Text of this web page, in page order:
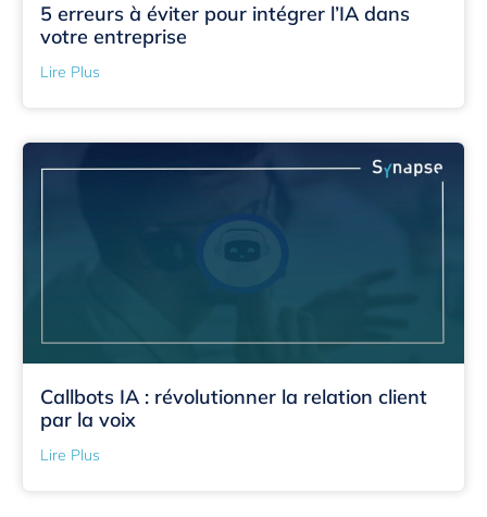
5 erreurs à éviter pour intégrer l’IA dans
votre entreprise
Lire Plus
Callbots IA : révolutionner la relation client
par la voix
Lire Plus